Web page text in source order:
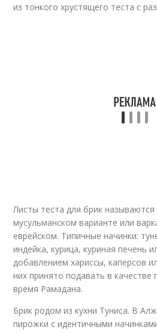
из тонкого хрустящего теста с
Листы теста для брик
мусульманском варианте или
еврейском. Типичные начинки:
индейка, курица, куриная печень
добавлением хариссы, каперсов
них принято подавать в качестве
время Рамадана.
Брик родом из кухни Туниса. В
пирожки с идентичными